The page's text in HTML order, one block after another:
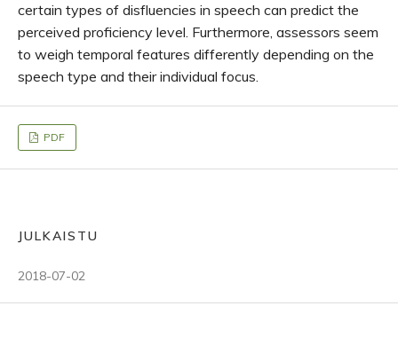
certain types of disfluencies in speech can predict the
perceived proficiency level. Furthermore, assessors seem
to weigh temporal features differently depending on the
speech type and their individual focus.
PDF
JULKAISTU
2018-07-02